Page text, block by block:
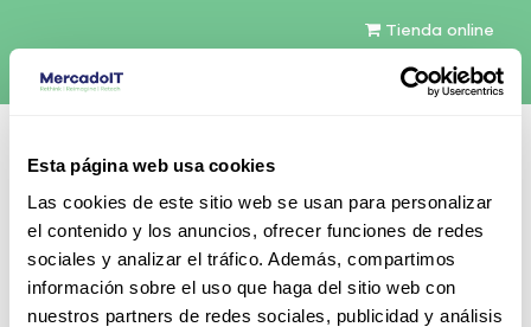
Esta página web usa cookies
Las cookies de este sitio web se usan para personalizar
el contenido y los anuncios, ofrecer funciones de redes
sociales y analizar el tráfico. Además, compartimos
información sobre el uso que haga del sitio web con
nuestros partners de redes sociales, publicidad y análisis
Tienda online
Español
Contáctenos